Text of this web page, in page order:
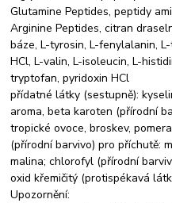
Glutamine Peptides, peptidy
Arginine Peptides, citran
báze, L-tyrosin, L-fenylalanin,
HCl, L-valin, L-isoleucin, L-
tryptofan, pyridoxin HCl
přídatné látky (sestupně):
aroma, beta karoten (přírodní
tropické ovoce, broskev,
(přírodní barvivo) pro příchutě:
malina; chlorofyl (přírodní
oxid křemičitý (protispékavá
Upozornění: